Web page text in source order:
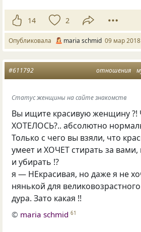
14 2
Опубликовала maria schmid 09 мар 2018
отношения
#611792
Статус женщины на сайте знакомств
Вы ищите красивую женщину ?!
ХОТЕЛОСЬ?.. абсолютно
Только с чего вы взяли, что
умеет и ХОЧЕТ стирать за вами,
и убирать !?
я — НЕкрасивая, но даже я не
нянькой для
дура. Зато какая !!
© maria schmid 61